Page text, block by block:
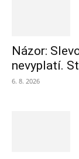
Názor:
nevyplatí.
6. 8. 2026